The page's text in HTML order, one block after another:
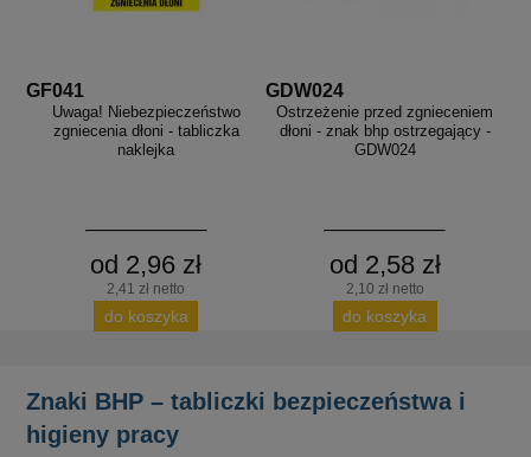
GF041
Uwaga! Niebezpieczeństwo
zgniecenia dłoni - tabliczka
naklejka
od 2,96 zł
2,41 zł netto
do koszyka
GDW024
Ostrzeżenie przed zgnieceniem
dłoni - znak bhp ostrzegający -
GDW024
od 2,58 zł
2,10 zł netto
do koszyka
Znaki BHP – tabliczki bezpieczeństwa i
higieny pracy